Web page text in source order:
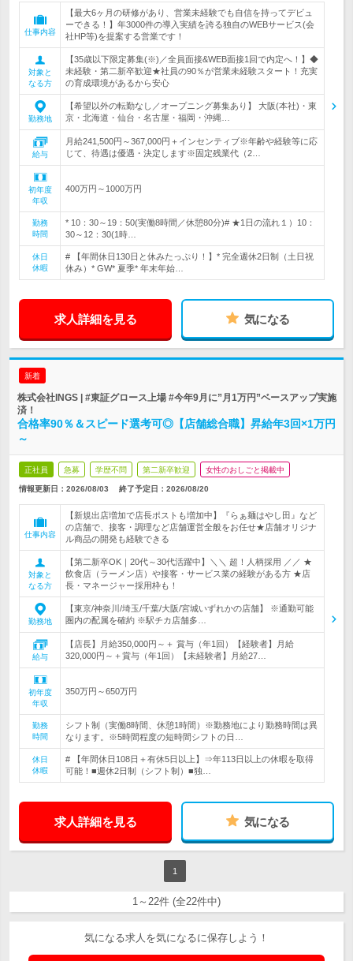
仕事内容
【最大6ヶ月の研修があり、営業未経験でも自信を持ってデビュ
ーできる！】年3000件の導入実績を誇る独自のWEBサービス(会
社HP等)を提案する営業です！
対象と
なる方
【35歳以下限定募集(※)／全員面接&WEB面接1回で内定へ！】◆
未経験・第二新卒歓迎★社員の90％が営業未経験スタート！充実
の育成環境があるから安心
勤務地
【希望以外の転勤なし／オープニング募集あり】 大阪(本社)・東
京・北海道・仙台・名古屋・福岡・沖縄…
給与
月給241,500円～367,000円＋インセンティブ※年齢や経験等に応
じて、待遇は優遇・決定します※固定残業代（2…
初年度
年収
400万円～1000万円
勤務
時間
* 10：30～19：50(実働8時間／休憩80分)# ★1日の流れ１）10：
30～12：30(1時…
休日
休暇
# 【年間休日130日と休みたっぷり！】* 完全週休2日制（土日祝
休み）* GW* 夏季* 年末年始…
求人詳細を見る 気になる
新着
株式会社INGS | #東証グロース上場 #今年9月に”月1万円”ベースアップ実施
済！
合格率90％＆スピード選考可◎【店舗総合職】昇給年3回×1万円
～
正社員 急募 学歴不問 第二新卒歓迎 女性のおしごと掲載中
情報更新日：2026/08/03 終了予定日： 2026/08/20
仕事内容
【新規出店増加で店長ポストも増加中】『らぁ麺はやし田』など
の店舗で、接客・調理など店舗運営全般をお任せ★店舗オリジナ
ル商品の開発も経験できる
対象と
なる方
【第二新卒OK｜20代～30代活躍中】＼＼ 超！人柄採用 ／／ ★
飲食店（ラーメン店）や接客・サービス業の経験がある方 ★店
長・マネージャー採用枠も！
勤務地
【東京/神奈川/埼玉/千葉/大阪/宮城いずれかの店舗】 ※通勤可能
圏内の配属を確約 ※駅チカ店舗多…
給与
【店長】月給350,000円～＋ 賞与（年1回）【経験者】月給
320,000円～＋賞与（年1回）【未経験者】月給27…
初年度
年収
350万円～650万円
勤務
時間
シフト制（実働8時間、休憩1時間）※勤務地により勤務時間は異
なります。※5時間程度の短時間シフトの日…
休日
休暇
# 【年間休日108日＋有休5日以上】⇒年113日以上の休暇を取得
可能！■週休2日制（シフト制）■独…
求人詳細を見る 気になる
1
1～22件 (全22件中)
気になる求人を気になるに保存しよう！